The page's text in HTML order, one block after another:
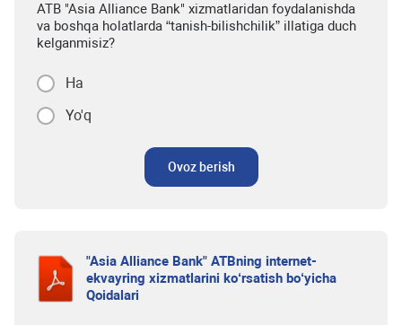
ATB "Asia Alliance Bank" xizmatlaridan foydalanishda
va boshqa holatlarda “tanish-bilishchilik” illatiga duch
kelganmisiz?
Ha
Yo'q
Ovoz berish
"Asia Alliance Bank" ATBning internet-
ekvayring xizmatlarini ko‘rsatish bo‘yicha
Qoidalari